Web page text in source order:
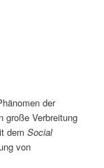
der
große Verbreitung
demSocial
von